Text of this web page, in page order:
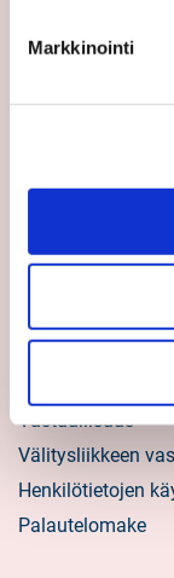
Markkinointi
Asiakastarinat
Sp-Kodin
Yrittäjäksi
Tietoa kuluttajille
Vastuullisuus
Välitysliikkeen
Henkilötietojen
Palautelomake